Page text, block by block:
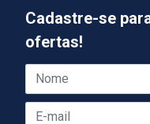
Cadastre-se
ofertas!